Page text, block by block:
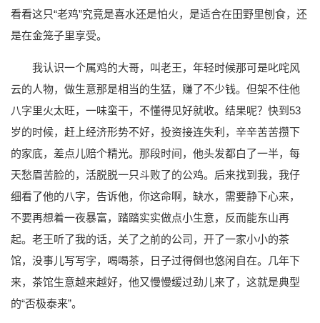
看看这只“老鸡”究竟是喜水还是怕火，是适合在田野里刨食，还
是在金笼子里享受。
我认识一个属鸡的大哥，叫老王，年轻时候那可是叱咤风
云的人物，做生意那是相当的生猛，赚了不少钱。但架不住他
八字里火太旺，一味蛮干，不懂得见好就收。结果呢？快到53
岁的时候，赶上经济形势不好，投资接连失利，辛辛苦苦攒下
的家底，差点儿赔个精光。那段时间，他头发都白了一半，每
天愁眉苦脸的，活脱脱一只斗败了的公鸡。后来找到我，我仔
细看了他的八字，告诉他，你这命啊，缺水，需要静下心来，
不要再想着一夜暴富，踏踏实实做点小生意，反而能东山再
起。老王听了我的话，关了之前的公司，开了一家小小的茶
馆，没事儿写写字，喝喝茶，日子过得倒也悠闲自在。几年下
来，茶馆生意越来越好，他又慢慢缓过劲儿来了，这就是典型
的“否极泰来”。